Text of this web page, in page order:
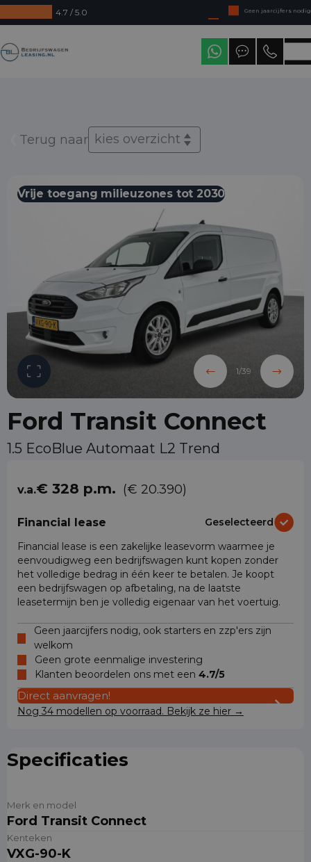
4.7 / 5.0
Direct uit voorraad leverbaar
Levering in heel Nederland
Terug naar kies overzicht
Vrije toegang milieuzones tot 2030
1/39
Ford Transit Connect
1.5 EcoBlue Automaat L2 Trend
v.a.€ 328 p.m. (€ 20.390)
Financial lease
Geselecteerd
Financial lease is een zakelijke leasevorm waarmee je
eenvoudigweg een bedrijfswagen kunt kopen zonder
het volledige bedrag in één keer te betalen. Je koopt
een bedrijfswagen op afbetaling, na de laatste
leasetermijn ben je volledig eigenaar van het voertuig.
Geen jaarcijfers nodig, ook starters en zzp'ers zijn
welkom
Geen grote eenmalige investering
Klanten beoordelen ons met een 4.7/5
Direct aanvragen!
Nog 34 modellen op voorraad. Bekijk ze hier →
Specificaties
Merk en model
Ford Transit Connect
Kenteken
VXG-90-K